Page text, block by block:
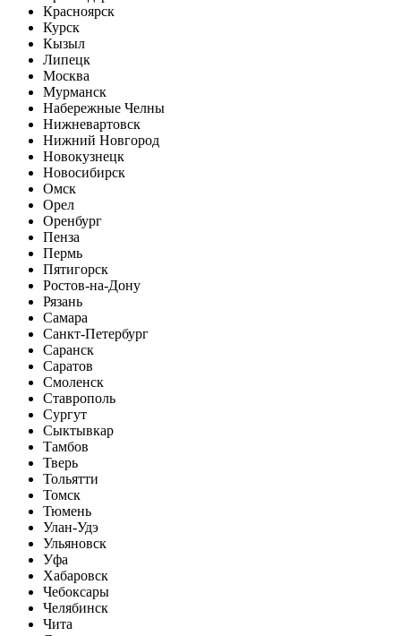
Красноярск
Курск
Кызыл
Липецк
Москва
Мурманск
Набережные Челны
Нижневартовск
Нижний Новгород
Новокузнецк
Новосибирск
Омск
Орел
Оренбург
Пенза
Пермь
Пятигорск
Ростов-на-Дону
Рязань
Самара
Санкт-Петербург
Саранск
Саратов
Смоленск
Ставрополь
Сургут
Сыктывкар
Тамбов
Тверь
Тольятти
Томск
Тюмень
Улан-Удэ
Ульяновск
Уфа
Хабаровск
Чебоксары
Челябинск
Чита